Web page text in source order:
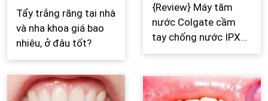
Tẩy trắng răng tại nhà
và nha khoa giá bao
nhiêu, ở đâu tốt?
{Review} Máy tăm
nước Colgate cầm
tay chống nước IPX7
có tốt không?